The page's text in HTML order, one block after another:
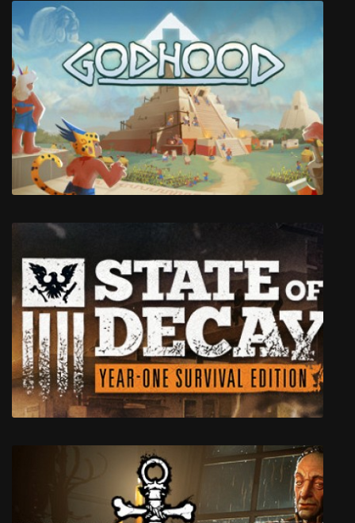
Totally Accurate Battle Zombielator
Godhood